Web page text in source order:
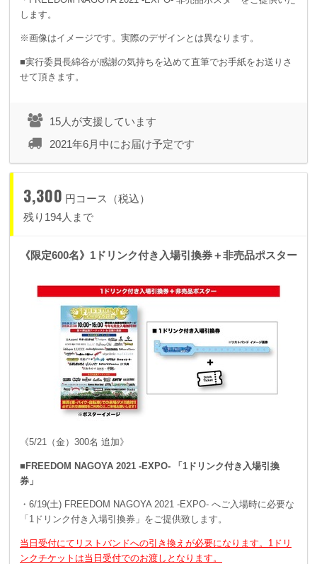
します。
※画像はイメージです。実際のデザインとは異なります。
■実行委員長綿谷が感謝の気持ちを込めて直筆でお手紙をお送りさ
せて頂きます。
15人が支援しています
2021年6月中にお届け予定です
3,300 円コース（税込）
残り194人まで
《限定600名》1ドリンク付き入場引換券＋非売品ポスター
《5/21（金）300名 追加》
■FREEDOM NAGOYA 2021 -EXPO- 「1ドリンク付き入場引換
券」
・6/19(土) FREEDOM NAGOYA 2021 -EXPO- へご入場時に必要な
「1ドリンク付き入場引換券」をご提供致します。
当日受付にてリストバンドへの引き換えが必要になります。 1ドリ
ンクチケットは当日受付でのお渡しとなります。